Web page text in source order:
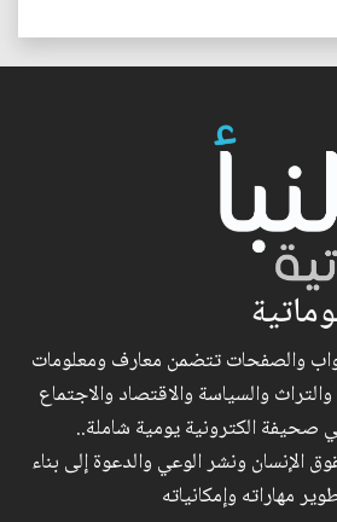
والصفحات تتضمن معارف ومعلومات
والسياسة والاقتصاد والاجتماع
صحيفة الكترونية يومية شاملة..
الإنسان ونشر الوعي والدعوة إلى بناء
مهاراته وإمكانياته